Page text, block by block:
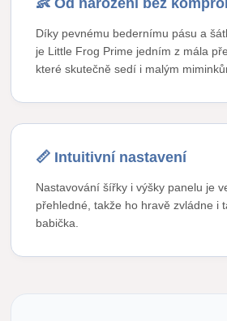
Díky pevnému bedernímu pásu a
je Little Frog Prime jedním z mála
které skutečně sedí i malým
📏 Intuitivní nastavení
Nastavování šířky i výšky panelu je
přehledné, takže ho hravě zvládne i
babička.